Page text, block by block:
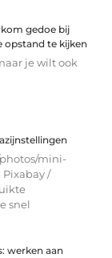
gedoe bij
opstand te kijken
je wilt ook
mini-
/
snel
werken aan